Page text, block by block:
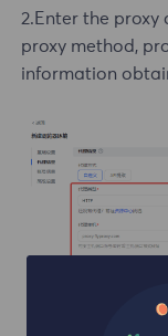
2.Enter the
proxy method,
information